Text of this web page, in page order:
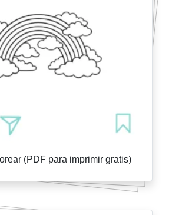
(PDF para imprimir gratis)